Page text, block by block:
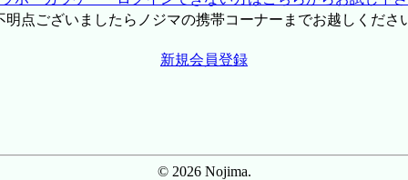
点ございましたらノジマの携帯コーナーまでお越しくださ
新規会員登録
© 2026 Nojima.